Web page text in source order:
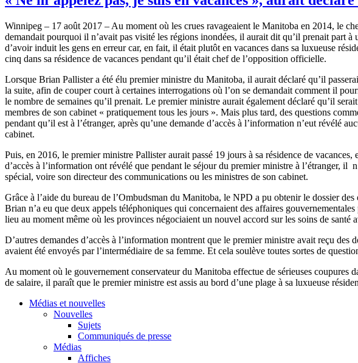
Winnipeg – 17 août 2017 – Au moment où les crues ravageaient le Manitoba en 2014, le
demandait pourquoi il n’avait pas visité les régions inondées, il aurait dit qu’il prenait part
d’avoir induit les gens en erreur car, en fait, il était plutôt en vacances dans sa luxueuse
cinq dans sa résidence de vacances pendant qu’il était chef de l’opposition officielle.
Lorsque Brian Pallister a été élu premier ministre du Manitoba, il aurait déclaré qu’il
la suite, afin de couper court à certaines interrogations où l’on se demandait comment il
le nombre de semaines qu’il prenait. Le premier ministre aurait également déclaré qu’il
membres de son cabinet « pratiquement tous les jours ». Mais plus tard, des questions
pendant qu’il est à l’étranger, après qu’une demande d’accès à l’information n’eut révélé
cabinet.
Puis, en 2016, le premier ministre Pallister aurait passé 19 jours à sa résidence de
d’accès à l’information ont révélé que pendant le séjour du premier ministre à l’étranger,
spécial, voire son directeur des communications ou les ministres de son cabinet.
Grâce à l’aide du bureau de l’Ombudsman du Manitoba, le NPD a pu obtenir le dossier
Brian n’a eu que deux appels téléphoniques qui concernaient des affaires
lieu au moment même où les provinces négociaient un nouvel accord sur les soins de
D’autres demandes d’accès à l’information montrent que le premier ministre avait reçu
avaient été envoyés par l’intermédiaire de sa femme. Et cela soulève toutes sortes de
Au moment où le gouvernement conservateur du Manitoba effectue de sérieuses coupures
de salaire, il paraît que le premier ministre est assis au bord d’une plage à sa luxueuse
Médias et nouvelles
Nouvelles
Sujets
Communiqués de presse
Médias
Affiches